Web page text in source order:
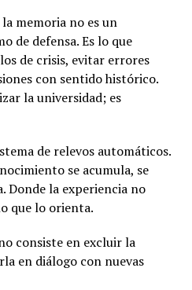
memoria no es un
de defensa. Es lo que
de crisis, evitar errores
con sentido histórico.
la universidad; es
de relevos automáticos.
se acumula, se
Donde la experiencia no
que lo orienta.
consiste en excluir la
en diálogo con nuevas